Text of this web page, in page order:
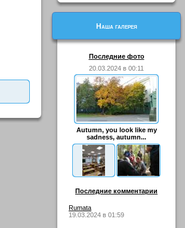
Наша галерея
Последние фото
20.03.2024 в 00:11
Autumn, you look like my
sadness, autumn...
Последние комментарии
Rumata
19.03.2024 в 01:59